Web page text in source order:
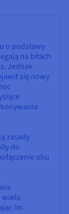
o podstawy
na bitach
Jednak
się nowy
zasady
do
obu
im